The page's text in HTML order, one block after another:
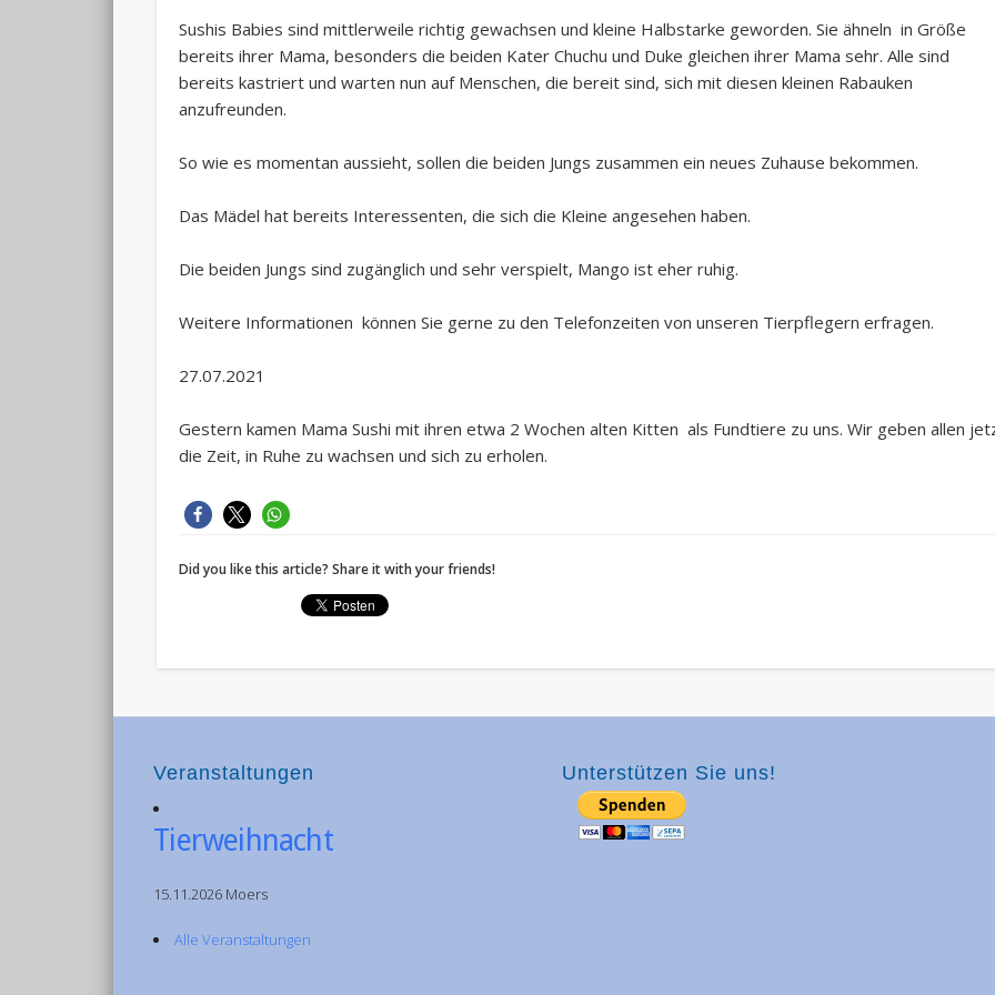
Sushis Babies sind mittlerweile richtig gewachsen und kleine Halbstarke geworden. Sie ähneln in Größe
bereits ihrer Mama, besonders die beiden Kater Chuchu und Duke gleichen ihrer Mama sehr. Alle sind
bereits kastriert und warten nun auf Menschen, die bereit sind, sich mit diesen kleinen Rabauken
anzufreunden.
So wie es momentan aussieht, sollen die beiden Jungs zusammen ein neues Zuhause bekommen.
Das Mädel hat bereits Interessenten, die sich die Kleine angesehen haben.
Die beiden Jungs sind zugänglich und sehr verspielt, Mango ist eher ruhig.
Weitere Informationen können Sie gerne zu den Telefonzeiten von unseren Tierpflegern erfragen.
27.07.2021
Gestern kamen Mama Sushi mit ihren etwa 2 Wochen alten Kitten als Fundtiere zu uns. Wir geben allen
die Zeit, in Ruhe zu wachsen und sich zu erholen.
Did you like this article? Share it with your friends!
Veranstaltungen
Tierweihnacht
15.11.2026 Moers
Alle Veranstaltungen
Unterstützen Sie uns!